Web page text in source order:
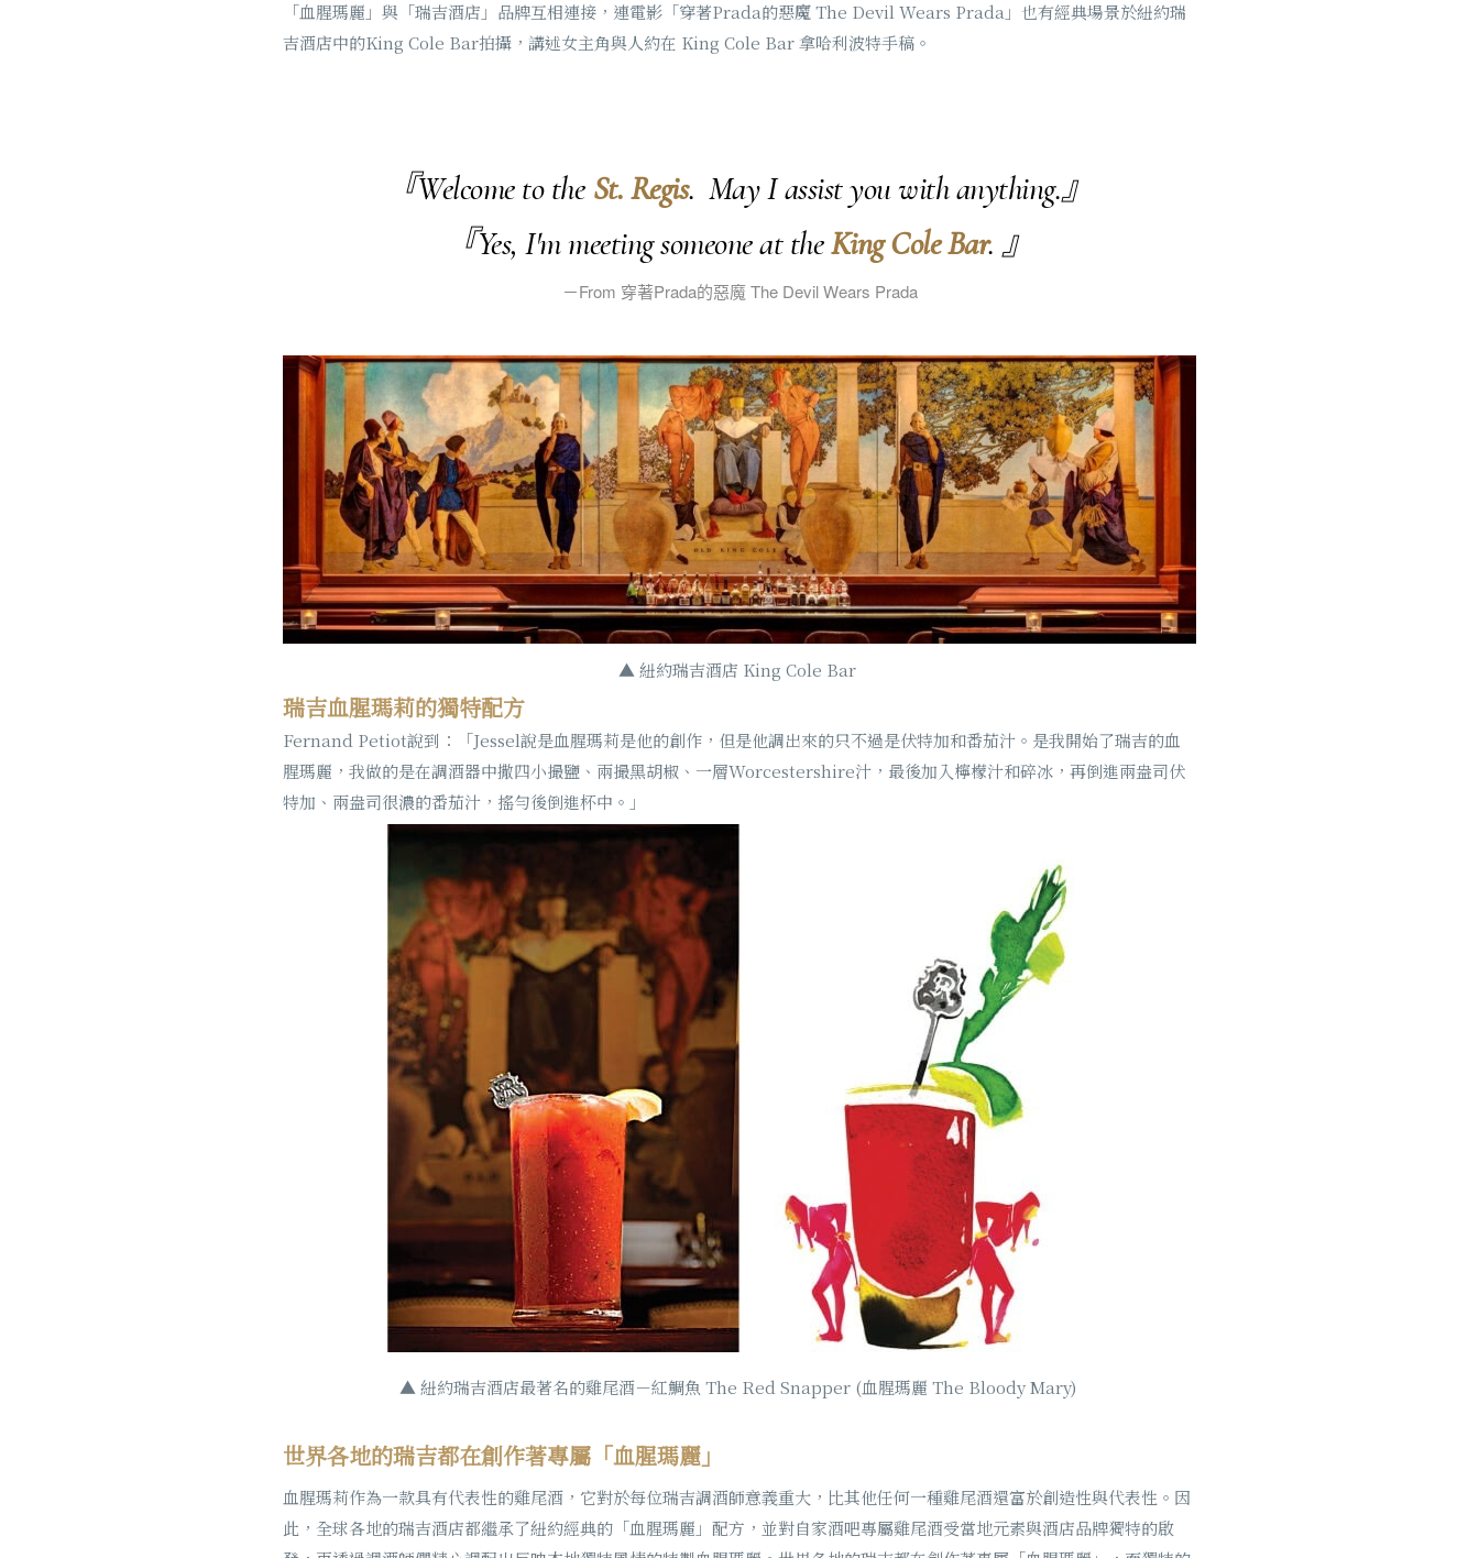
「血腥瑪麗」與「瑞吉酒店」品牌互相連接，連電影「穿著Prada的惡魔 The Devil Wears Prada」也有經典場景於紐約瑞
吉酒店中的King Cole Bar拍攝，講述女主角與人約在 King Cole Bar 拿哈利波特手稿。
『Welcome to the St. Regis. May I assist you with anything.』
『Yes, I'm meeting someone at theKing Cole Bar. 』
－From 穿著Prada的惡魔 The Devil Wears Prada
▲ 紐約瑞吉酒店 King Cole Bar
瑞吉血腥瑪莉的獨特配方
Fernand Petiot說到：「Jessel說是血腥瑪莉是他的創作，但是他調出來的只不過是伏特加和番茄汁。是我開始了瑞吉的血
腥瑪麗，我做的是在調酒器中撒四小撮鹽、兩撮黑胡椒、一層Worcestershire汁，最後加入檸檬汁和碎冰，再倒進兩盎司伏
特加、兩盎司很濃的番茄汁，搖勻後倒進杯中。」
▲ 紐約瑞吉酒店最著名的雞尾酒－紅鯛魚 The Red Snapper (血腥瑪麗 The Bloody Mary)
世界各地的瑞吉都在創作著專屬「血腥瑪麗」
血腥瑪莉作為一款具有代表性的雞尾酒，它對於每位瑞吉調酒師意義重大，比其他任何一種雞尾酒還富於創造性與代表性。因
此，全球各地的瑞吉酒店都繼承了紐約經典的「血腥瑪麗」配方，並對自家酒吧專屬雞尾酒受當地元素與酒店品牌獨特的啟